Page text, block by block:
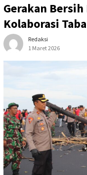
Gerakan
Kolaborasi
Redaksi
1 Maret 2026